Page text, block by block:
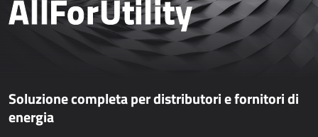
Dynamics 365 Business Central
VENDITA ONLINE
AllForUtility
Soluzione completa per distributori e fornitori di
energia